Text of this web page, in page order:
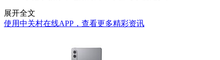
展开全文
使用中关村在线APP，查看更多精彩资讯